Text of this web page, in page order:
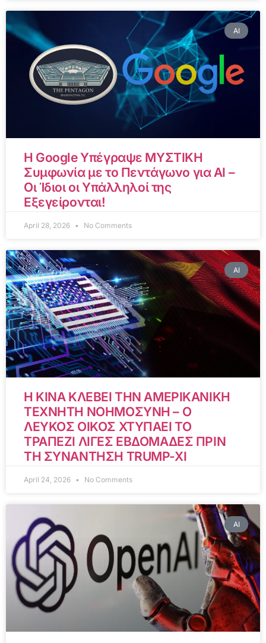
AI
Η Google Υπέγραψε ΜΥΣΤΙΚΗ
Συμφωνία με το Πεντάγωνο για AI –
Οι Ίδιοι οι Υπάλληλοί της
Εξεγείρονται!
April 28, 2026 No Comments
AI
Η ΚΙΝΑ ΚΛΕΒΕΙ ΤΗΝ ΑΜΕΡΙΚΑΝΙΚΗ
ΤΕΧΝΗΤΗ ΝΟΗΜΟΣΥΝΗ – Ο
ΛΕΥΚΟΣ ΟΙΚΟΣ ΧΤΥΠΑΕΙ ΤΟ
ΤΡΑΠΕΖΙ ΛΙΓΕΣ ΕΒΔΟΜΑΔΕΣ ΠΡΙΝ
ΤΗ ΣΥΝΑΝΤΗΣΗ TRUMP-XI
April 24, 2026 No Comments
AI